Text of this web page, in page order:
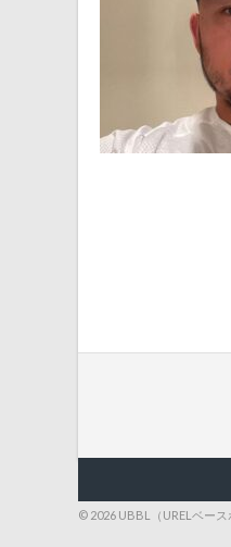
© 2026 UBBL（URELベース